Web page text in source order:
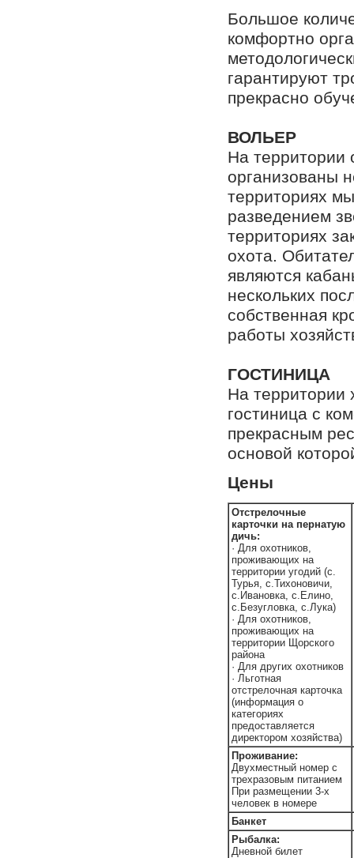
Большое
комфортно
гарантируют
прекрасно
ВОЛЬЕР
На территории
организованы
территориях
разведением
территориях
охота.
являются
нескольких
собственная
работы
ГОСТИНИЦА
На территории
гостиница с
прекрасным
основой
Цены
Отстрелочные
карточки на пернатую
дичь:
· Для охотников,
проживающих на
территории угодий (с.
Турья, с.Тихоновичи,
с.Ивановка, с.Елино,
с.Безугловка, с.Лука)
· Для охотников,
проживающих на
территории Щорского
района
· Для других охотников
· Льготная
отстрелочная карточка
(информация о
категориях
предоставляется
директором хозяйства)
Проживание:
Двухместный номер с
трехразовым питанием
При размещении 3-х
человек в номере
Банкет
Рыбалка:
Дневной билет